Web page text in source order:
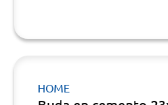
HOME